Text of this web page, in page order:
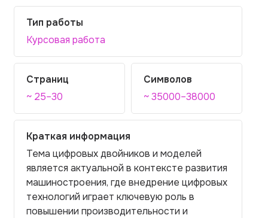
Тип работы
Курсовая работа
Страниц
~ 25–30
Символов
~ 35000–38000
Краткая информация
Тема цифровых двойников и моделей
является актуальной в контексте развития
машиностроения, где внедрение цифровых
технологий играет ключевую роль в
повышении производительности и